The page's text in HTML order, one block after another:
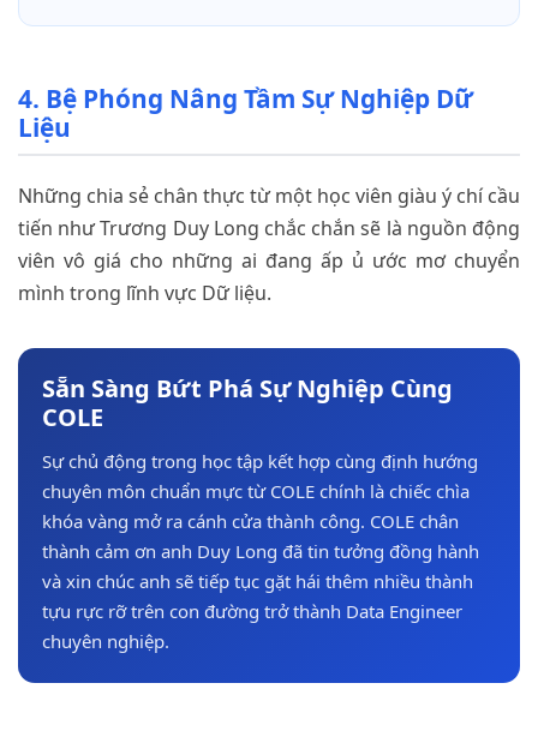
4. Bệ Phóng Nâng Tầm Sự Nghiệp Dữ
Liệu
Những chia sẻ chân thực từ một học viên giàu ý chí cầu
tiến như Trương Duy Long chắc chắn sẽ là nguồn động
viên vô giá cho những ai đang ấp ủ ước mơ chuyển
mình trong lĩnh vực Dữ liệu.
Sẵn Sàng Bứt Phá Sự Nghiệp Cùng
COLE
Sự chủ động trong học tập kết hợp cùng định hướng
chuyên môn chuẩn mực từ COLE chính là chiếc chìa
khóa vàng mở ra cánh cửa thành công. COLE chân
thành cảm ơn anh Duy Long đã tin tưởng đồng hành
và xin chúc anh sẽ tiếp tục gặt hái thêm nhiều thành
tựu rực rỡ trên con đường trở thành Data Engineer
chuyên nghiệp.